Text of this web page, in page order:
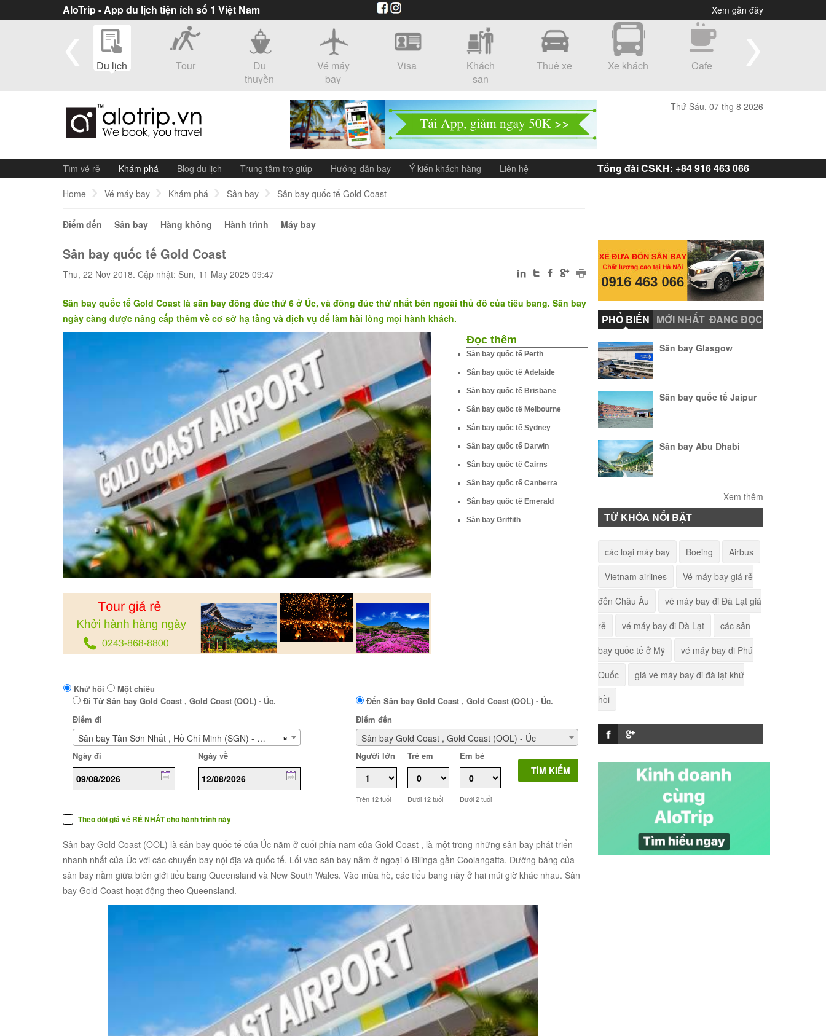
AloTrip - App du lịch tiện ích số 1 Việt Nam Xem gần đây
Du lịch Tour
Du
thuyền
Vé máy
bay
Visa
Khách
sạn
Thuê xe Xe khách Cafe
Thứ Sáu, 07 thg 8 2026
Tìm vé rẻ Khám phá Blog du lịch Trung tâm trợ giúp Hướng dẫn bay Ý kiến khách hàng Tổng đài CSKH: +84 916 463 066
Liên hệ
Home Vé máy bay Khám phá Sân bay Sân bay quốc tế Gold Coast
Điểm đến Sân bay Hàng không Hành trình Máy bay
Sân bay quốc tế Gold Coast
Thu, 22 Nov 2018. Cập nhật: Sun, 11 May 2025 09:47
Sân bay quốc tế Gold Coast là sân bay đông đúc thứ 6 ở Úc, và đông đúc thứ nhất bên ngoài thủ đô của tiêu bang. Sân bay
ngày càng được nâng cấp thêm về cơ sở hạ tầng và dịch vụ để làm hài lòng mọi hành khách.
Đọc thêm
Sân bay quốc tế Perth
Sân bay quốc tế Adelaide
Sân bay quốc tế Brisbane
Sân bay quốc tế Melbourne
Sân bay quốc tế Sydney
Sân bay quốc tế Darwin
Sân bay quốc tế Cairns
Sân bay quốc tế Canberra
Sân bay quốc tế Emerald
Sân bay Griffith
Khứ hồi
Một chiều
Đi Từ Sân bay Gold Coast , Gold Coast (OOL) - Úc.
Đến Sân bay Gold Coast , Gold Coast (OOL) - Úc.
Điểm đi
×
Sân bay Tân Sơn Nhất , Hồ Chí Minh (SGN) - Việt Nam
Điểm đến
Sân bay Gold Coast , Gold Coast (OOL) - Úc
Ngày đi Ngày về Người lớn
Trên 12 tuổi
Trẻ em
Dưới 12 tuổi
Em bé
Dưới 2 tuổi
Theo dõi giá vé RẺ NHẤT cho hành trình này
Sân bay Gold Coast (OOL) là sân bay quốc tế của Úc nằm ở cuối phía nam của Gold Coast , là một trong những sân bay phát triển
nhanh nhất của Úc với các chuyến bay nội địa và quốc tế. Lối vào sân bay nằm ở ngoại ô Bilinga gần Coolangatta. Đường băng của
sân bay nằm giữa biên giới tiểu bang Queensland và New South Wales. Vào mùa hè, các tiểu bang này ở hai múi giờ khác nhau. Sân
bay Gold Coast hoạt động theo Queensland.
PHỔ BIẾN MỚI NHẤT ĐANG ĐỌC
Sân bay Glasgow
Sân bay quốc tế Jaipur
Sân bay Abu Dhabi
Sân bay quốc tế
Sihanoukville
Yên
- Hà Nội
Sân bay quốc tế Male
Sân bay Mae Hong Son
Xem thêm
TỪ KHÓA NỔI BẬT
các loại máy bay Boeing
Airbus
Vietnam airlines
Vé máy bay giá rẻ
đến Châu Âu
vé máy bay đi Đà Lạt giá
rẻ
vé máy bay đi Đà Lạt
các sân
bay quốc tế ở Mỹ
vé máy bay đi Phú
Quốc
giá vé máy bay đi đà lạt khứ
hồi